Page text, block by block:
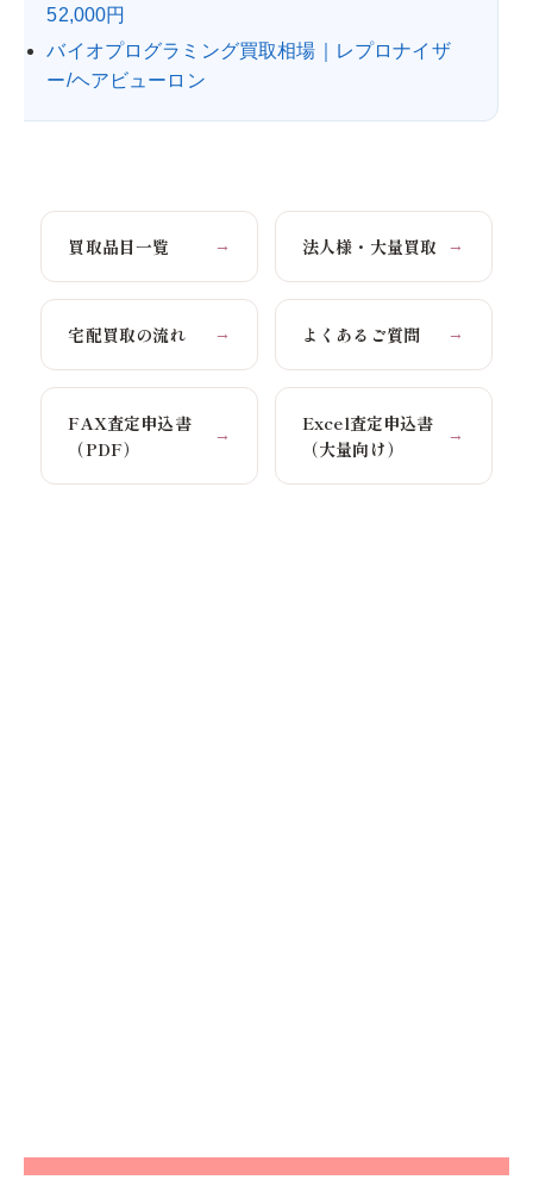
52,000円
バイオプログラミング買取相場｜レプロナイザ
ー/ヘアビューロン
買取品目一覧 → 法人様・大量買取 →
宅配買取の流れ → よくあるご質問 →
FAX査定申込書
（PDF）
→
Excel査定申込書
（大量向け）
→